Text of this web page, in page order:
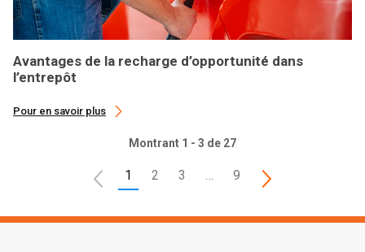
Avantages de la recharge d’opportunité dans
l’entrepôt
Pour en savoir plus
Montrant 1 - 3 de 27
1 2 3 … 9